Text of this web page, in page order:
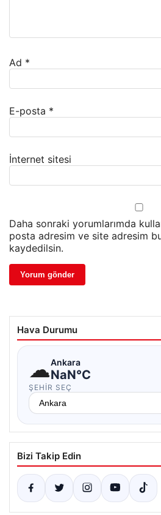
Ad *
E-posta *
İnternet sitesi
Daha sonraki yorumlarımda
posta adresim ve site adresim
kaydedilsin.
Hava Durumu
☁Ankara
NaN°C
ŞEHIR SEÇ
Bizi Takip Edin